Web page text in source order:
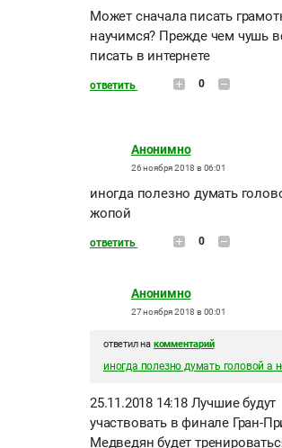
Может сначала писать
научимся? Прежде чем чушь
писать в интернете
ответить 0
Анонимно
26 ноября 2018 в 06:01
иногда полезно думать
жопой
ответить 0
Анонимно
27 ноября 2018 в 00:01
ответил на комментарий
иногда полезно думать головой а
25.11.2018 14:18 Лучшие будут
участвовать в финале Гран-
Медведян будет